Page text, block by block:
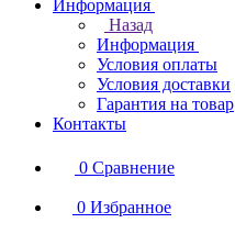
Информация
Назад
Информация
Условия оплаты
Условия доставки
Гарантия на товар
Контакты
0 Сравнение
0 Избранное